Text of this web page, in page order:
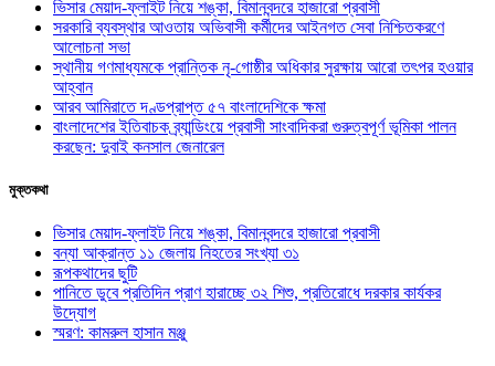
ভিসার মেয়াদ-ফ্লাইট নিয়ে শঙ্কা, বিমানবন্দরে হাজারো প্রবাসী
সরকারি ব্যবস্থার আওতায় অভিবাসী কর্মীদের আইনগত সেবা নিশ্চিতকরণে
আলোচনা সভা
স্থানীয় গণমাধ্যমকে প্রান্তিক নৃ-গোষ্ঠীর অধিকার সুরক্ষায় আরো তৎপর হওয়ার
আহ্বান
আরব আমিরাতে দণ্ডপ্রাপ্ত ৫৭ বাংলাদেশিকে ক্ষমা
বাংলাদেশের ইতিবাচক ব্র্যান্ডিংয়ে প্রবাসী সাংবাদিকরা গুরুত্বপূর্ণ ভূমিকা পালন
করছেন: দুবাই কনসাল জেনারেল
মুক্তকথা
ভিসার মেয়াদ-ফ্লাইট নিয়ে শঙ্কা, বিমানবন্দরে হাজারো প্রবাসী
বন্যা আক্রান্ত ১১ জেলায় নিহতের সংখ্যা ৩১
রূপকথাদের ছুটি
পানিতে ডুবে প্রতিদিন প্রাণ হারাচ্ছে ৩২ শিশু, প্রতিরোধে দরকার কার্যকর
উদ্যোগ
স্মরণ: কামরুল হাসান মঞ্জু